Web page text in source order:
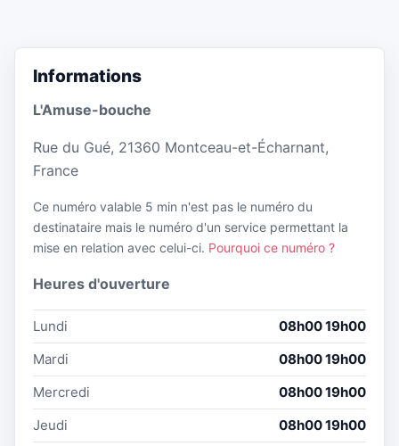
Informations
L'Amuse-bouche
Rue du Gué, 21360 Montceau-et-Écharnant,
France
Ce numéro valable 5 min n'est pas le numéro du
destinataire mais le numéro d'un service permettant la
mise en relation avec celui-ci. Pourquoi ce numéro ?
Heures d'ouverture
Lundi
08h00 19h00
Mardi
08h00 19h00
Mercredi
08h00 19h00
Jeudi
08h00 19h00